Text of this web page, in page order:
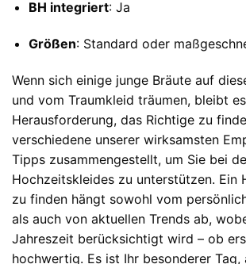
BH integriert: Ja
Größen: Standard oder
Wenn sich einige junge Bräute auf
und vom Traumkleid träumen, bleibt
Herausforderung, das Richtige zu
verschiedene unserer wirksamsten
Tipps zusammengestellt, um Sie bei
Hochzeitskleides zu unterstützen. Ein
zu finden hängt sowohl vom
als auch von aktuellen Trends ab,
Jahreszeit berücksichtigt wird – ob
hochwertig. Es ist Ihr besonderer Tag,